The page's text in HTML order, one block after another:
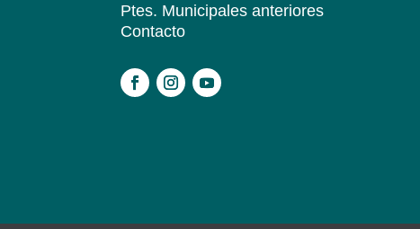
Ptes. Municipales anteriores
Contacto